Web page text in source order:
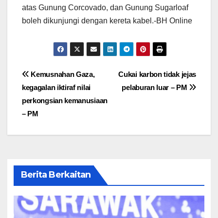
atas Gunung Corcovado, dan Gunung Sugarloaf
boleh dikunjungi dengan kereta kabel.-BH Online
Post
navigation
Cukai karbon tidak jejas
pelaburan luar – PM
Kemusnahan Gaza,
kegagalan iktiraf nilai
perkongsian kemanusiaan
– PM
Berita Berkaitan